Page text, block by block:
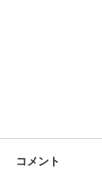
コメント